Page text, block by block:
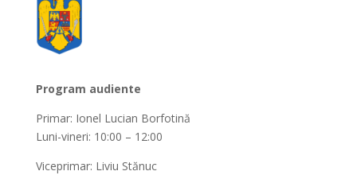
Program audiente
Primar: Ionel Lucian Borfotină
Luni-vineri: 10:00 – 12:00
Viceprimar: Liviu Stănuc